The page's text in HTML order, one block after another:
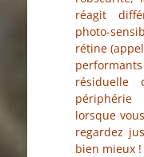
réagit
photo-
rétine
périphérie
lorsque
regardez
bien mieux !